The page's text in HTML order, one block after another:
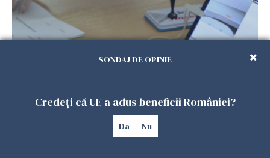
MESAJUL unui ROMÂN care a trăit 30 de ani în
Franța: „Trebuie să învățăm să fim mai cinstiți,
SONDAJ DE OPINIE
Credeți că UE a adus beneficii României?
Da Nu